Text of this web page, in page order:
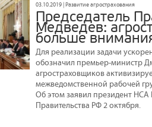
03.10.2019 | Развитие агрострахования
Председатель
Медведев:
больше
Для реализации задачи
обозначил премьер-министр
агростраховщиков
межведомственной рабочей
Об этом заявил президент
Правительства РФ 2 октября.